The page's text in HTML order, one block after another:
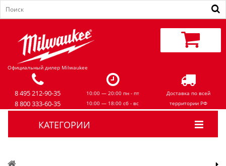
Официальный дилер Milwaukee
8 495 212-90-35
8 800 333-60-35
10:00 — 20:00 пн - пт
10:00 — 18:00 сб - вс
Доставка по всей
территории РФ
КАТЕГОРИИ